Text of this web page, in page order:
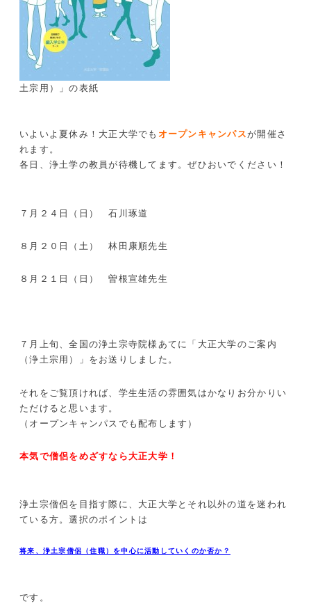
土宗用）」の表紙
いよいよ夏休み！大正大学でも オープンキャンパスが開催さ
れます。
各日、浄土学の教員が待機してます。ぜひおいでください！
７月２４日（日） 石川琢道
８月２０日（土） 林田康順先生
８月２１日（日） 曽根宣雄先生
７月上旬、全国の浄土宗寺院様あてに「大正大学のご案内
（浄土宗用）」をお送りしました。
それをご覧頂ければ、学生生活の雰囲気はかなりお分かりい
ただけると思います。
（オープンキャンパスでも配布します）
本気で僧侶をめざすなら大正大学！
浄土宗僧侶を目指す際に、大正大学とそれ以外の道を迷われ
ている方。選択のポイントは
将来、浄土宗僧侶（住職）を中心に活動していくのか否か？
です。